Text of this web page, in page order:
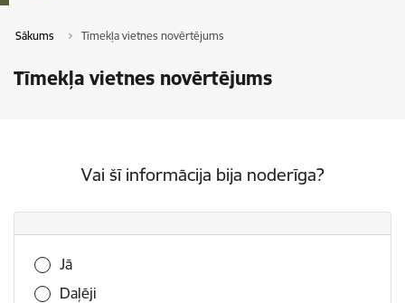
Sākums Tīmekļa vietnes novērtējums
Tīmekļa vietnes novērtējums
Vai šī informācija bija noderīga?
Vai šī informācija bija noderīga?
Jā
Daļēji